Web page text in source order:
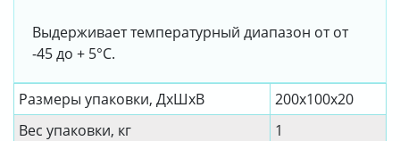
Выдерживает температурный диапазон от от
-45 до + 5°C.
Размеры упаковки, ДxШxВ
200x100x20
Вес упаковки, кг
1